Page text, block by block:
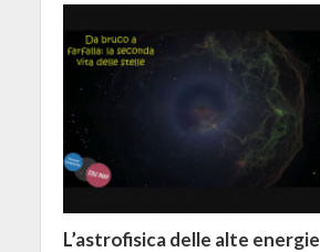
L’astrofisica delle alte energie